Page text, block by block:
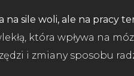
sile woli, ale na pracy
która wpływa na
i zmiany sposobu